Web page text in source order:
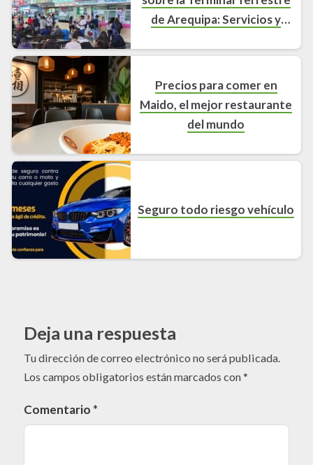
de Arequipa: Servicios y
Precios para comer en
Maido, el mejor restaurante
del mundo
Seguro todo riesgo vehículo
Deja una respuesta
Tu dirección de correo electrónico no será publicada.
Los campos obligatorios están marcados con*
Comentario *